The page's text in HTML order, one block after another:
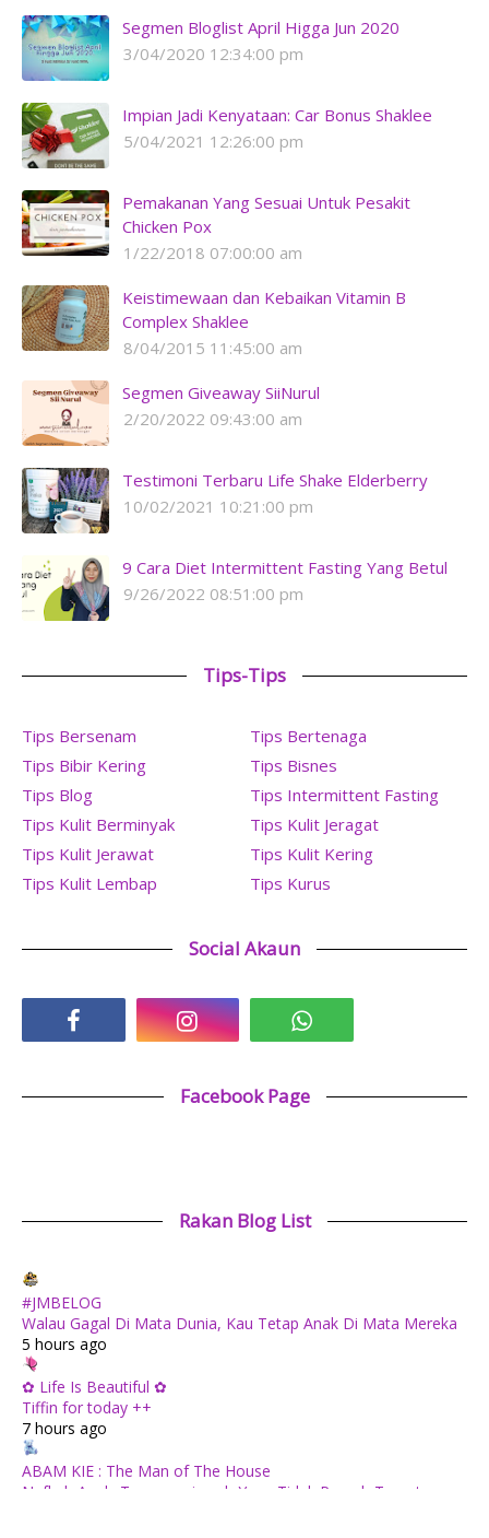
Segmen Bloglist April Higga Jun 2020
3/04/2020 12:34:00 pm
Impian Jadi Kenyataan: Car Bonus Shaklee
5/04/2021 12:26:00 pm
Pemakanan Yang Sesuai Untuk Pesakit
Chicken Pox
1/22/2018 07:00:00 am
Keistimewaan dan Kebaikan Vitamin B
Complex Shaklee
8/04/2015 11:45:00 am
Segmen Giveaway SiiNurul
2/20/2022 09:43:00 am
Testimoni Terbaru Life Shake Elderberry
10/02/2021 10:21:00 pm
9 Cara Diet Intermittent Fasting Yang Betul
9/26/2022 08:51:00 pm
Tips-Tips
Tips Bersenam
Tips Bertenaga
Tips Bibir Kering
Tips Bisnes
Tips Blog
Tips Intermittent Fasting
Tips Kulit Berminyak
Tips Kulit Jeragat
Tips Kulit Jerawat
Tips Kulit Kering
Tips Kulit Lembap
Tips Kurus
Social Akaun
Facebook Page
Rakan Blog List
#JMBELOG
Walau Gagal Di Mata Dunia, Kau Tetap Anak Di Mata Mereka
5 hours ago
✿ Life Is Beautiful ✿
Tiffin for today ++
7 hours ago
ABAM KIE : The Man of The House
Nafkah Anak: Tanggungjawab Yang Tidak Pernah Terputus